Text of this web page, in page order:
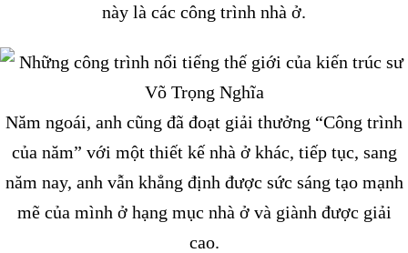
này là các công trình nhà ở.
Năm ngoái, anh cũng đã đoạt giải thưởng “Công trình
của năm” với một thiết kế nhà ở khác, tiếp tục, sang
năm nay, anh vẫn khẳng định được sức sáng tạo mạnh
mẽ của mình ở hạng mục nhà ở và giành được giải
cao.